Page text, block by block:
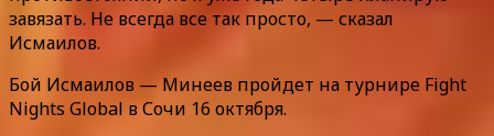
завязать. Не всегда все так просто, — сказал
Исмаилов.
Бой Исмаилов — Минеев пройдет на турнире Fight
Nights Global в Сочи 16 октября.